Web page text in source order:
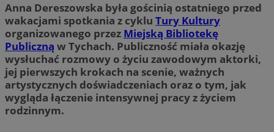
Anna Dereszowska była gościnią ostatniego przed
wakacjami spotkania z cyklu Tury Kultury
organizowanego przez Miejską Bibliotekę
Publiczną w Tychach. Publiczność miała okazję
wysłuchać rozmowy o życiu zawodowym aktorki,
jej pierwszych krokach na scenie, ważnych
artystycznych doświadczeniach oraz o tym, jak
wygląda łączenie intensywnej pracy z życiem
rodzinnym.